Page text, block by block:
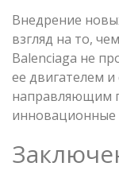
Внедрение
взгляд на то,
Balenciaga не
ее двигателем
направляющим
инновационные